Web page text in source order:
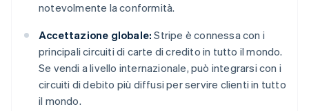
notevolmente la conformità.
Accettazione globale: Stripe è connessa con i
principali circuiti di carte di credito in tutto il mondo.
Se vendi a livello internazionale, può integrarsi con i
circuiti di debito più diffusi per servire clienti in tutto
il mondo.